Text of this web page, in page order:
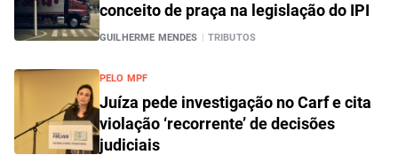
conceito de praça na legislação do IPI
GUILHERME MENDES | TRIBUTOS
PELO MPF
Juíza pede investigação no Carf e cita
violação ‘recorrente’ de decisões
judiciais